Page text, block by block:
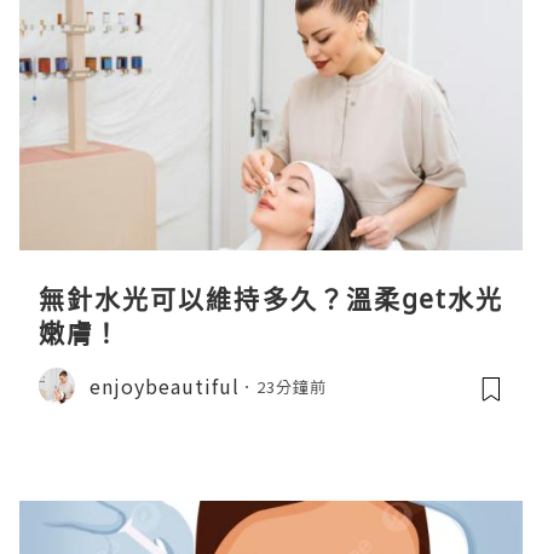
無針水光可以維持多久？溫柔get水光
嫩膚！
enjoybeautiful 23分鐘前